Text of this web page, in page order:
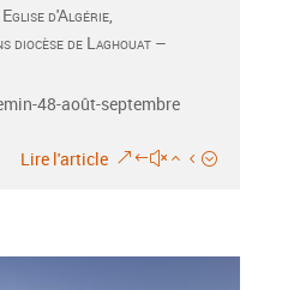
Eglise d'Algérie
diocèse de Laghouat –
48-août-septembre
Lire l'article